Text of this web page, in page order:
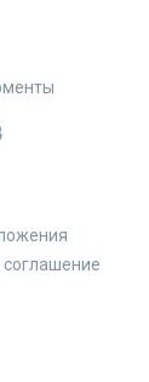
соглашение